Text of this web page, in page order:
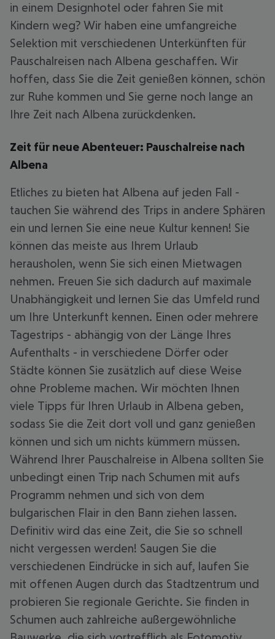
in einem Designhotel oder fahren Sie mit
Kindern weg? Wir haben eine umfangreiche
Selektion mit verschiedenen Unterkünften für
Pauschalreisen nach Albena geschaffen. Wir
hoffen, dass Sie die Zeit genießen können, schön
zur Ruhe kommen und Sie gerne noch lange an
Ihre Zeit nach Albena zurückdenken.
Zeit für neue Abenteuer: Pauschalreise nach
Albena
Etliches zu bieten hat Albena auf jeden Fall -
tauchen Sie während des Trips in andere Sphären
ein und lernen Sie eine neue Kultur kennen! Sie
können das meiste aus Ihrem Urlaub
herausholen, wenn Sie sich einen Mietwagen
nehmen. Freuen Sie sich dadurch auf maximale
Unabhängigkeit und lernen Sie das Umfeld rund
um Ihre Unterkunft kennen. Einen oder mehrere
Tagestrips - abhängig von der Länge Ihres
Aufenthalts - in verschiedene Dörfer oder
Städte können Sie zusätzlich auf diese Weise
ohne Probleme machen. Wir möchten Ihnen
viele Tipps für Ihren Urlaub in Albena geben,
sodass Sie die Zeit dort voll und ganz genießen
können und sich um nichts kümmern müssen.
Während Ihrer Pauschalreise in Albena sollten Sie
unbedingt einen Trip nach Schumen mit aufs
Programm nehmen und sich von dem
bulgarischen Flair in den Bann ziehen lassen.
Definitiv wird das eine Zeit, die Sie so schnell
nicht vergessen werden! Saugen Sie die
verschiedenen Eindrücke in sich auf, laufen Sie
mit offenen Augen durch das Stadtzentrum und
probieren Sie regionale Gerichte. Sie finden in
Schumen auch zahlreiche außergewöhnliche